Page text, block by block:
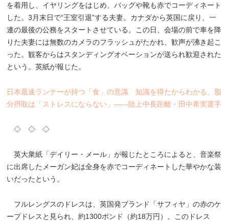
を着用し、イヤリングをはじめ、バッグや靴も赤でコーディネート
した。3月末日で“王室引退”する夫妻。カナダから英国に戻り、一
連の最後の公務をスタートさせている。この日、会場の前で車を降
りた夫妻には無数のカメラのフラッシュがたかれ、歓声が沸き起こ
った。観客からはスタンディングオベーションが送られ歓迎された
という。英紙が報じた。
日本最速ランナーが持つ「食」の意識 知識を得たからわかる、脂
分摂取は「ストレスにならない」――陸上中長距離・田中希実選手
◇ ◇ ◇
英大衆紙「デイリー・メール」が報じたところによると、音楽祭
に出席したメーガン妃は全身を赤でコーディネートした華やかな装
いだったという。
フルレングスのドレスは、英国発ブランド「サフィヤ」の赤のケ
ープドレスと見られ、約1300ポンド（約18万円）。このドレス